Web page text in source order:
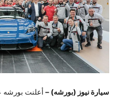
سيارة نيوز (بورشه) – أعلنت بورشه